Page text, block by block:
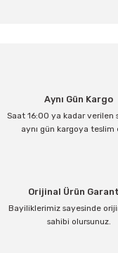
Ürün açıklamasında
Ürün bilgilerinde
Aynı Gün Kargo
Saat 16:00 ya kadar verilen
aynı gün kargoya teslim
Orijinal Ürün
Bayiliklerimiz sayesinde
sahibi olursunuz.